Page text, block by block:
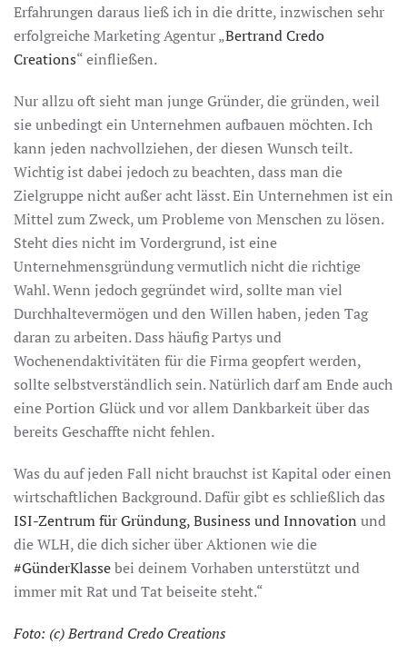
Erfahrungen daraus ließ ich in die dritte, inzwischen sehr
erfolgreiche Marketing Agentur „Bertrand Credo
Creations“ einfließen.
Nur allzu oft sieht man junge Gründer, die gründen, weil
sie unbedingt ein Unternehmen aufbauen möchten. Ich
kann jeden nachvollziehen, der diesen Wunsch teilt.
Wichtig ist dabei jedoch zu beachten, dass man die
Zielgruppe nicht außer acht lässt. Ein Unternehmen ist ein
Mittel zum Zweck, um Probleme von Menschen zu lösen.
Steht dies nicht im Vordergrund, ist eine
Unternehmensgründung vermutlich nicht die richtige
Wahl. Wenn jedoch gegründet wird, sollte man viel
Durchhaltevermögen und den Willen haben, jeden Tag
daran zu arbeiten. Dass häufig Partys und
Wochenendaktivitäten für die Firma geopfert werden,
sollte selbstverständlich sein. Natürlich darf am Ende auch
eine Portion Glück und vor allem Dankbarkeit über das
bereits Geschaffte nicht fehlen.
Was du auf jeden Fall nicht brauchst ist Kapital oder einen
wirtschaftlichen Background. Dafür gibt es schließlich das
ISI-Zentrum für Gründung, Business und Innovation und
die WLH, die dich sicher über Aktionen wie die
#GünderKlassebei deinem Vorhaben unterstützt und
immer mit Rat und Tat beiseite steht.“
Foto: (c) Bertrand Credo Creations